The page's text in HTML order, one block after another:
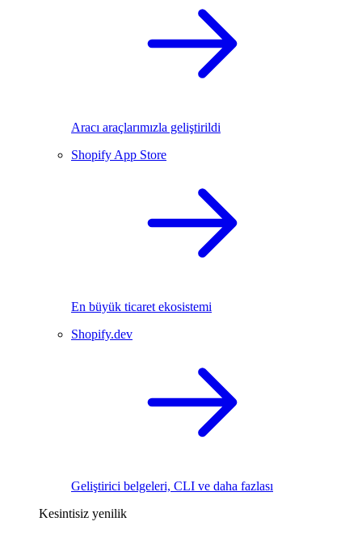
Aracı araçlarımızla geliştirildi
Shopify App Store
En büyük ticaret ekosistemi
Shopify.dev
Geliştirici belgeleri, CLI ve daha fazlası
Kesintisiz yenilik